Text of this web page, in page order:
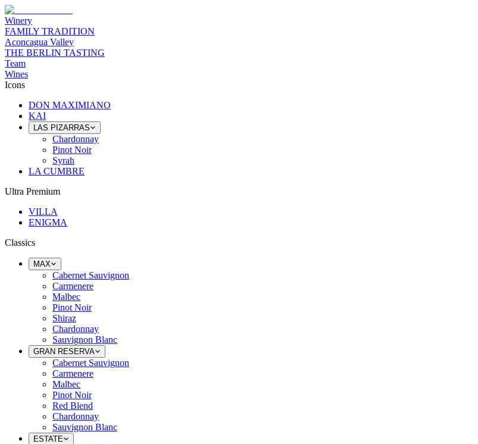
Winery
FAMILY TRADITION
Aconcagua Valley
THE BERLIN TASTING
Team
Wines
Icons
DON MAXIMIANO
KAI
LAS PIZARRAS
Chardonnay
Pinot Noir
Syrah
LA CUMBRE
Ultra Premium
VILLA
ENIGMA
Classics
MAX
Cabernet Sauvignon
Carmenere
Malbec
Pinot Noir
Shiraz
Chardonnay
Sauvignon Blanc
GRAN RESERVA
Cabernet Sauvignon
Carmenere
Malbec
Pinot Noir
Red Blend
Chardonnay
Sauvignon Blanc
ESTATE